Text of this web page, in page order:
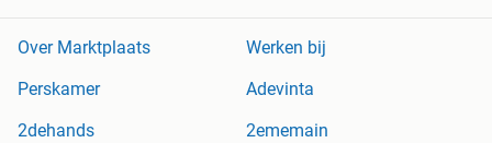
Over Marktplaats
Werken bij
Perskamer
Adevinta
2dehands
2ememain